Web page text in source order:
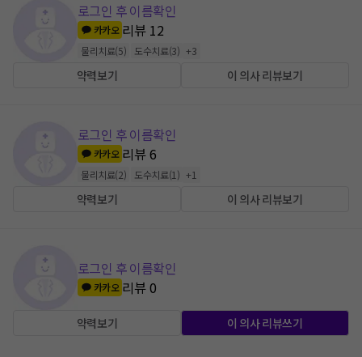
로그인 후 이름확인
카카오 리뷰 12
물리치료(5) 도수치료(3) +3
약력보기 이 의사 리뷰보기
로그인 후 이름확인
카카오 리뷰6
물리치료(2) 도수치료(1 ) +1
약력보기 이 의사 리뷰보기
로그인 후 이름확인
카카오 리뷰0
약력보기 이 의사 리뷰쓰기